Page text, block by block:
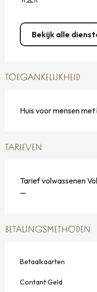
Bekijk alle
TOEGANKELIJKHEID
Huis voor mensen
TARIEVEN
Tarief volwassenen
—
BETALINGSMETHODEN
Betaalkaarten
Contant Geld